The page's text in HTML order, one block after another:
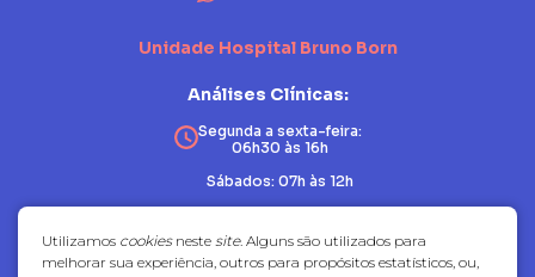
Utilizamos cookiesneste site. Alguns são utilizados para
melhorar sua experiência, outros para propósitos estatísticos, ou,
Unidade Hospital Bruno Born
Análises Clínicas:
Segunda a sexta-feira:
06h30 às 16h
Sábados: 07h às 12h
Patologia:
Segunda a sexta-feira: